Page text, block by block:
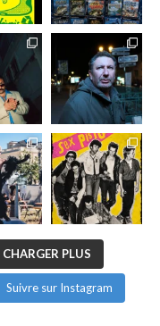
CHARGER PLUS
Suivre sur Instagram